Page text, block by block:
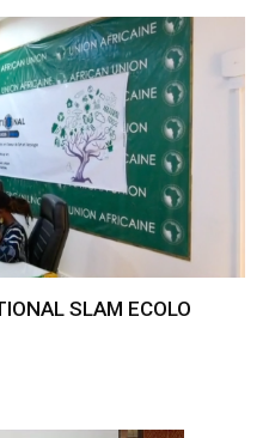
SLAM ECOLO